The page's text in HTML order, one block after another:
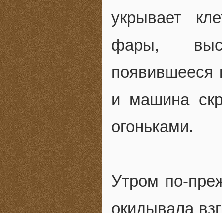
укрывает
фары,
появившееся
и машина
огоньками.
Утром по-
окидывала